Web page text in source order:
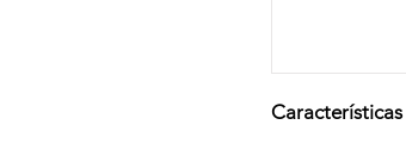
Características